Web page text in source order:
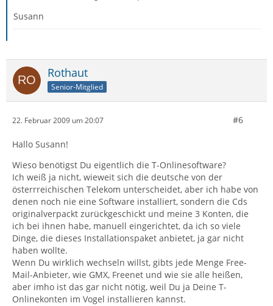
Susann
Rothaut
Senior-Mitglied
22. Februar 2009 um 20:07 #6
Hallo Susann!
Wieso benötigst Du eigentlich die T-Onlinesoftware?
Ich weiß ja nicht, wieweit sich die deutsche von der
österrreichischen Telekom unterscheidet, aber ich habe von
denen noch nie eine Software installiert, sondern die Cds
originalverpackt zurückgeschickt und meine 3 Konten, die
ich bei ihnen habe, manuell eingerichtet, da ich so viele
Dinge, die dieses Installationspaket anbietet, ja gar nicht
haben wollte.
Wenn Du wirklich wechseln willst, gibts jede Menge Free-
Mail-Anbieter, wie GMX, Freenet und wie sie alle heißen,
aber imho ist das gar nicht nötig, weil Du ja Deine T-
Onlinekonten im Vogel installieren kannst.